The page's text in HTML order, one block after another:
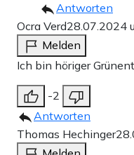
Antworten
Ocra Verd28.07.2024
Melden
Ich bin höriger
-2
Antworten
Thomas Hechinger